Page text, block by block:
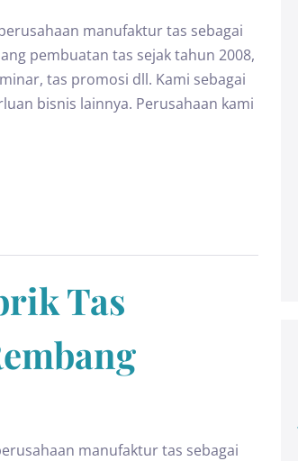
manufaktur tas sebagai
pembuatan tas sejak tahun 2008,
tas promosi dll. Kami sebagai
bisnis lainnya. Perusahaan kami
Tas
manufaktur tas sebagai